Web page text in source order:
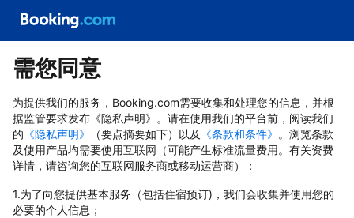
需您同意
为提供我们的服务，Booking.com需要收集和处理您的信息，并根
据监管要求发布《隐私声明》。请在使用我们的平台前，阅读我们
的 《隐私声明》 （要点摘要如下）以及 《条款和条件》 。浏览条款
及使用产品均需要使用互联网（可能产生标准流量费用。有关资费
详情，请咨询您的互联网服务商或移动运营商）：
1.为了向您提供基本服务（包括住宿预订)，我们会收集并使用您的
必要的个人信息；